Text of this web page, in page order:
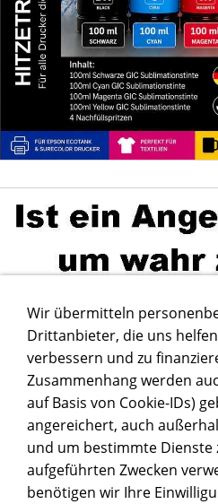
Wir übermitteln
Drittanbieter, die uns
verbessern und zu
Zusammenhang werden
auf Basis von Cookie-IDs)
angereichert, auch
und um bestimmte Dienste
aufgeführten Zwecken
benötigen wir Ihre